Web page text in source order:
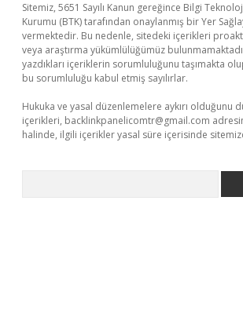
Sitemiz, 5651 Sayılı Kanun gereğince Bilgi
Kurumu (BTK) tarafından onaylanmış bir Yer
vermektedir. Bu nedenle, sitedeki içerikleri
veya araştırma yükümlülüğümüz
yazdıkları içeriklerin sorumluluğunu taşımakta
bu sorumluluğu kabul etmiş sayılırlar.
Hukuka ve yasal düzenlemelere aykırı olduğunu
içerikleri, backlinkpanelicomtr@gmail.com
halinde, ilgili içerikler yasal süre içerisinde